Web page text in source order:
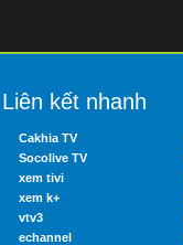
Liên kết nhanh
Cakhia TV
Socolive TV
xem tivi
xem k+
vtv3
echannel